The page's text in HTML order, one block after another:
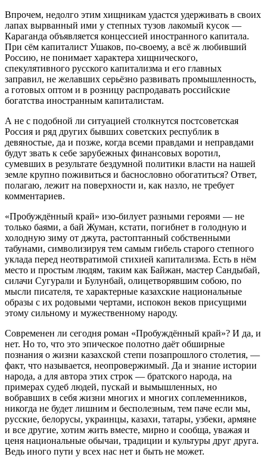
Впрочем, недолго этим хищникам удастся удерживать в своих
лапах вырванный ими у степных тузов лакомый кусок —
Караганда объявляется концессией иностранного капитала.
При сём капиталист Ушаков, по-своему, а всё ж любивший
Россию, не понимает характера хищнического,
спекулятивного русского капитализма и его главных
заправил, не желавших серьёзно развивать промышленность,
а готовых оптом и в розницу распродавать российские
богатства иностранным капиталистам.
А не с подобной ли ситуацией столкнутся постсоветская
Россия и ряд других бывших советских республик в
девяностые, да и позже, когда всеми правдами и неправдами
будут звать к себе зарубежных финансовых воротил,
сумевших в результате бездумной политики власти на нашей
земле крупно поживиться и баснословно обогатиться? Ответ,
полагаю, лежит на поверхности и, как назло, не требует
комментариев.
«Пробуждённый край» изо-билует разными героями — не
только баями, а бай Жуман, кстати, погибнет в голодную и
холодную зиму от джута, растоптанный собственными
табунами, символизируя тем самым гибель старого степного
уклада перед неотвратимой стихией капитализма. Есть в нём
место и простым людям, таким как Байжан, мастер Сандыбай,
силачи Сугурали и Булунбай, олицетворявшим собою, по
мысли писателя, те характерные казахские национальные
образы с их родовыми чертами, испокон веков присущими
этому сильному и мужественному народу.
Современен ли сегодня роман «Пробуждённый край»? И да, и
нет. Но то, что это эпическое полотно даёт обширные
познания о жизни казахской степи позапрошлого столетия, —
факт, что называется, неопровержимый. Да и знание истории
народа, а для автора этих строк — братского народа, на
примерах судеб людей, пускай и вымышленных, но
вобравших в себя жизни многих и многих соплеменников,
никогда не будет лишним и бесполезным, тем паче если мы,
русские, белорусы, украинцы, казахи, татары, узбеки, армяне
и все другие, хотим жить вместе, мирно и сообща, уважая и
ценя национальные обычаи, традиции и культуры друг друга.
Ведь иного пути у всех нас нет и быть не может.